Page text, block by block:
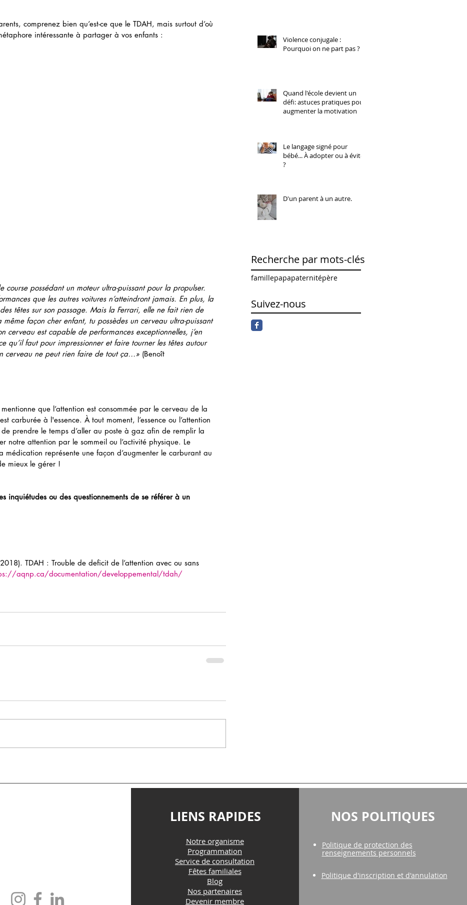
comprenez bien qu’est-ce que le TDAH, mais surtout d’où
intéressante à partager à vos enfants :
course possédant un moteur ultra-puissant pour la propulser.
que les autres voitures n’atteindront jamais. En plus, la
têtes sur son passage. Mais la Ferrari, elle ne fait rien de
façon cher enfant, tu possèdes un cerveau ultra-puissant
cerveau est capable de performances exceptionnelles, j’en
qu’il faut pour impressionner et faire tourner les têtes autour
cerveau ne peut rien faire de tout ça…» (Benoît
que l’attention est consommée par le cerveau de la
carburée à l'essence. À tout moment, l’essence ou l’attention
de prendre le temps d’aller au poste à gaz afin de remplir la
notre attention par le sommeil ou l’activité physique. Le
médication représente une façon d’augmenter le carburant au
mieux le gérer !
inquiétudes ou des questionnements de se référer à un
TDAH : Trouble de deficit de l’attention avec ou sans
aqnp.ca/documentation/developpemental/tdah/
Violence conjugale :
Pourquoi on ne part pas ?
Quand l'école devient un
défi: astuces pratiques pour
augmenter la motivation
Le langage signé pour
bébé... À adopter ou à éviter
?
D'un parent à un autre.
Recherche par mots-clés
famillepapapaternitépère
Suivez-nous
LIENS RAPIDES
Notre organisme
Programmation
Service de consultation
Fêtes familiales
Blog
Nos partenaires
Devenir membre
NOS POLITIQUES
Politique de protection des
renseignements personnels
Politique d'inscription et d'annulation